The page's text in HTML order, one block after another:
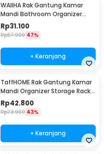
WAIIHA Rak Gantung Kamar
Mandi Bathroom Organizer
Rack Stainless Steel S - W21
Rp31.100
Rp57.900 47%
+ Keranjang
TaffHOME Rak Gantung Kamar
Mandi Organizer Storage Rack -
1P
Rp42.800
Rp73.900 43%
+ Keranjang